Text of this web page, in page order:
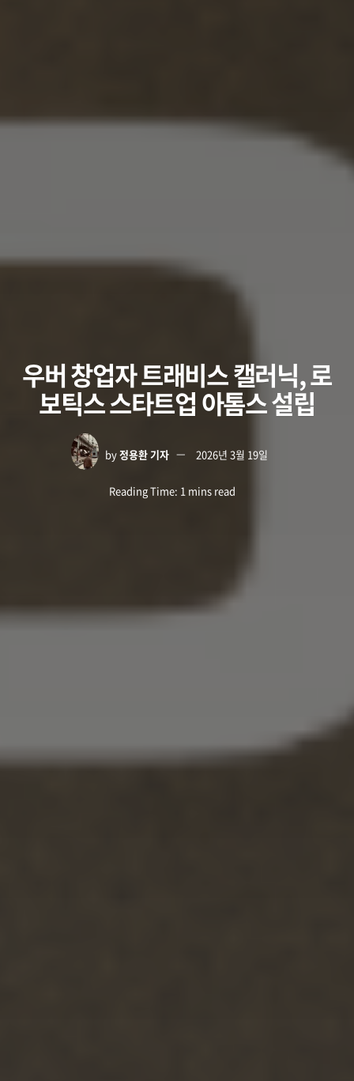
우버 창업자 트래비스 캘러닉, 로
보틱스 스타트업 아톰스 설립
by정용환 기자 2026년 3월 19일
Reading Time: 1 mins read